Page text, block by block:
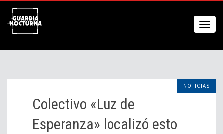
NOTICIAS
Colectivo «Luz de
Esperanza» localizó esto